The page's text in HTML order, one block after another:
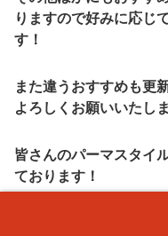
りますので好みに応じ
す！
また違うおすすめも更
よろしくお願いいたしま
皆さんのパーマスタイ
ております！
ス